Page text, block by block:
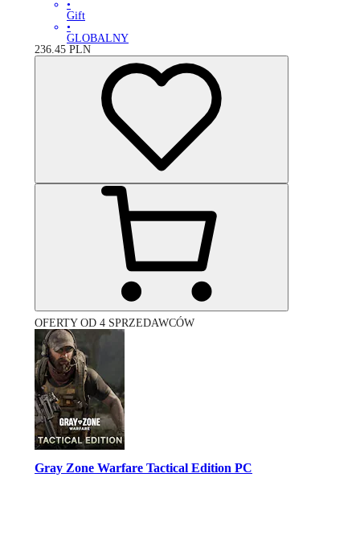
•
Gift
•
GLOBALNY
236.45 PLN
OFERTY OD 4 SPRZEDAWCÓW
Gray Zone Warfare Tactical Edition PC